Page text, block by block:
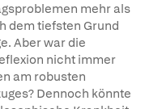
mehr als
dem tiefsten Grund
Aber war die
nicht immer
am robusten
Dennoch könnte